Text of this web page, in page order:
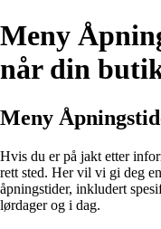
Meny
når din
Meny
Hvis du er på jakt etter
rett sted. Her vil vi gi deg
åpningstider, inkludert
lørdager og i dag.